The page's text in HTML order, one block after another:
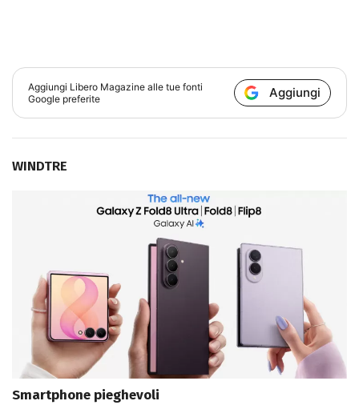
Aggiungi Libero Magazine alle tue fonti
Google preferite
Aggiungi
WINDTRE
Smartphone pieghevoli